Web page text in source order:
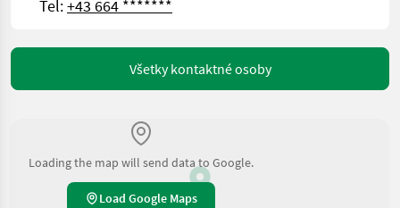
Tel:+43 664 *******
Všetky kontaktné osoby
Loading the map will send data to Google.
Load Google Maps